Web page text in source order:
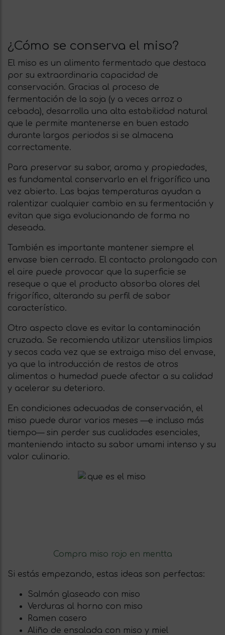
¿Cómo se conserva el miso?
El miso es un alimento fermentado que destaca
por su extraordinaria capacidad de
conservación. Gracias al proceso de
fermentación de la soja (y a veces arroz o
cebada), desarrolla una alta estabilidad natural
que le permite mantenerse en buen estado
durante largos periodos si se almacena
correctamente.
Para preservar su sabor, aroma y propiedades,
es fundamental conservarlo en el frigorífico una
vez abierto. Las bajas temperaturas ayudan a
ralentizar cualquier cambio en su fermentación y
evitan que siga evolucionando de forma no
deseada.
También es importante mantener siempre el
envase bien cerrado. El contacto prolongado con
el aire puede provocar que la superficie se
reseque o que el producto absorba olores del
frigorífico, alterando su perfil de sabor
característico.
Otro aspecto clave es evitar la contaminación
cruzada. Se recomienda utilizar utensilios limpios
y secos cada vez que se extraiga miso del envase,
ya que la introducción de restos de otros
alimentos o humedad puede afectar a su calidad
y acelerar su deterioro.
En condiciones adecuadas de conservación, el
miso puede durar varios meses —e incluso más
tiempo— sin perder sus cualidades esenciales,
manteniendo intacto su sabor umami intenso y su
valor culinario.
Compra miso rojo en mentta
Si estás empezando, estas ideas son perfectas:
Salmón glaseado con miso
Verduras al horno con miso
Ramen casero
Aliño de ensalada con miso y miel